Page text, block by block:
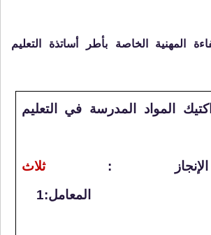
المهنية الخاصة بأطر أساتذة التعليم
المواد المدرسة في التعليم
:ثلاث
المعامل:1